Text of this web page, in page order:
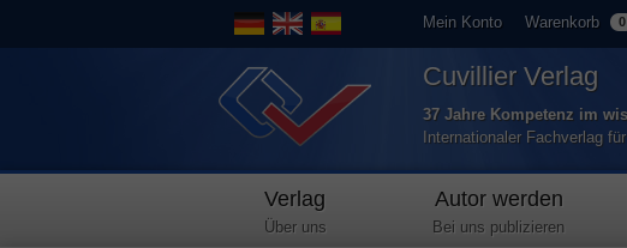
Mein Konto Warenkorb 0
Cuvillier Verlag
37 Jahre Kompetenz im
Internationaler Fachverlag
Verlag
Über uns
Autor werden
Bei uns publizieren